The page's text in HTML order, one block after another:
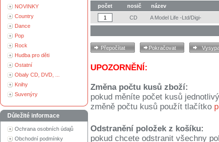
NOVINKY
Country
Dance
Pop
Rock
Hudba pro děti
Ostatní
Obaly CD, DVD, ...
Knihy
Suvenýry
Důležité informace
Ochrana osobních údajů
Obchodní podmínky
počet nosič
název
CD
A Model Life -Ltd/Digi-
UPOZORNĚNÍ:
Změna počtu kusů zboží:
pokud měníte počet kusů
změně počtu kusů použít tlačítko
Odstranění položek z košíku:
pokud chcete odstranit všechny